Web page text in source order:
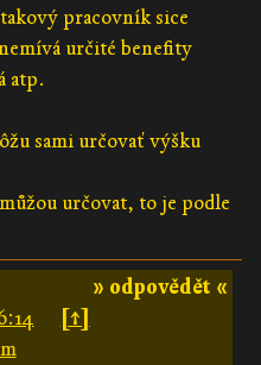
pracovník sice
určité benefity
atp.
sami určovať výšku
určovat, to je podle
» odpovědět «
[↑]